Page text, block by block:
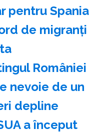
pentru Spania
de migranţi
României
nevoie de un
depline
a început